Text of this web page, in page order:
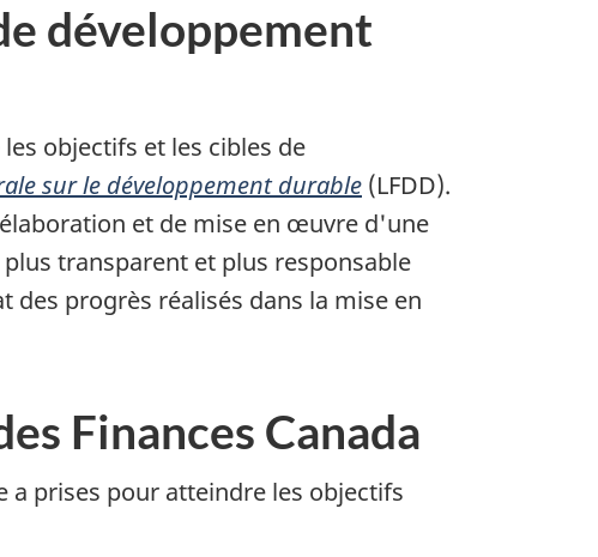
développement
objectifs et les cibles de
sur le développement durable (LFDD).
et de mise en œuvre d'une
transparent et plus responsable
des progrès réalisés dans la mise en
Finances Canada
a prises pour atteindre les objectifs